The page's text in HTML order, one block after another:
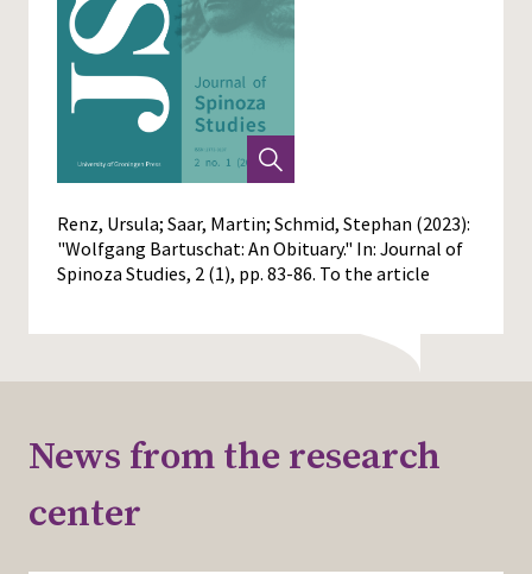
Renz, Ursula; Saar, Martin; Schmid, Stephan (2023):
"Wolfgang Bartuschat: An Obituary." In: Journal of
Spinoza Studies, 2 (1), pp. 83-86. To the article
News from the research
center